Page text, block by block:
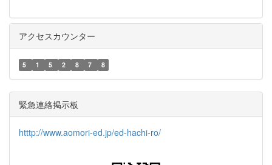
アクセスカウンター
5 1 5 2 8 7 8
緊急連絡掲示板
htttp://www.aomori-ed.jp/ed-hachi-ro/